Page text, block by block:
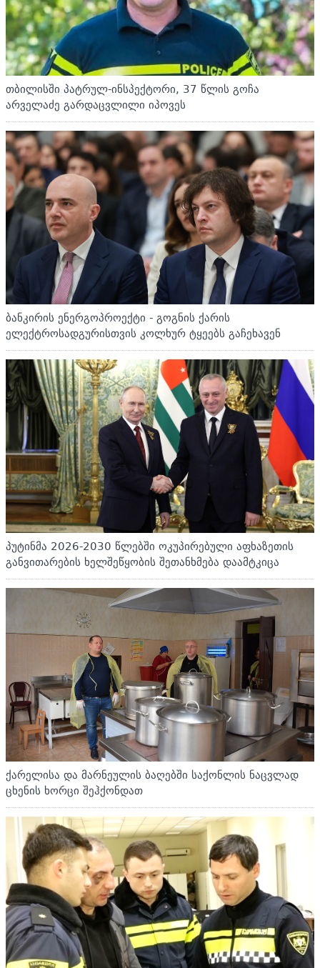
თბილისში პატრულ-ინსპექტორი, 37 წლის გოჩა
არველაძე გარდაცვლილი იპოვეს
ბანკირის ენერგოპროექტი - გოგნის ქარის
ელექტროსადგურისთვის კოლხურ ტყეებს გაჩეხავენ
პუტინმა 2026-2030 წლებში ოკუპირებული აფხაზეთის
განვითარების ხელშეწყობის შეთანხმება დაამტკიცა
ქარელისა და მარნეულის ბაღებში საქონლის ნაცვლად
ცხენის ხორცი შეჰქონდათ